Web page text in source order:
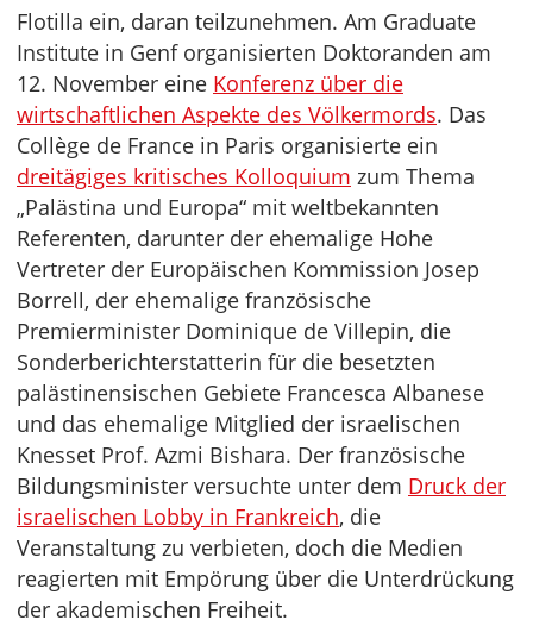
Flotilla ein, daran teilzunehmen. Am Graduate
Institute in Genf organisierten Doktoranden am
12. November eine Konferenz über die
wirtschaftlichen Aspekte des Völkermords. Das
Collège de France in Paris organisierte ein
dreitägiges kritisches Kolloquium zum Thema
„Palästina und Europa“ mit weltbekannten
Referenten, darunter der ehemalige Hohe
Vertreter der Europäischen Kommission Josep
Borrell, der ehemalige französische
Premierminister Dominique de Villepin, die
Sonderberichterstatterin für die besetzten
palästinensischen Gebiete Francesca Albanese
und das ehemalige Mitglied der israelischen
Knesset Prof. Azmi Bishara. Der französische
Bildungsminister versuchte unter dem Druck der
israelischen Lobby in Frankreich, die
Veranstaltung zu verbieten, doch die Medien
reagierten mit Empörung über die Unterdrückung
der akademischen Freiheit.